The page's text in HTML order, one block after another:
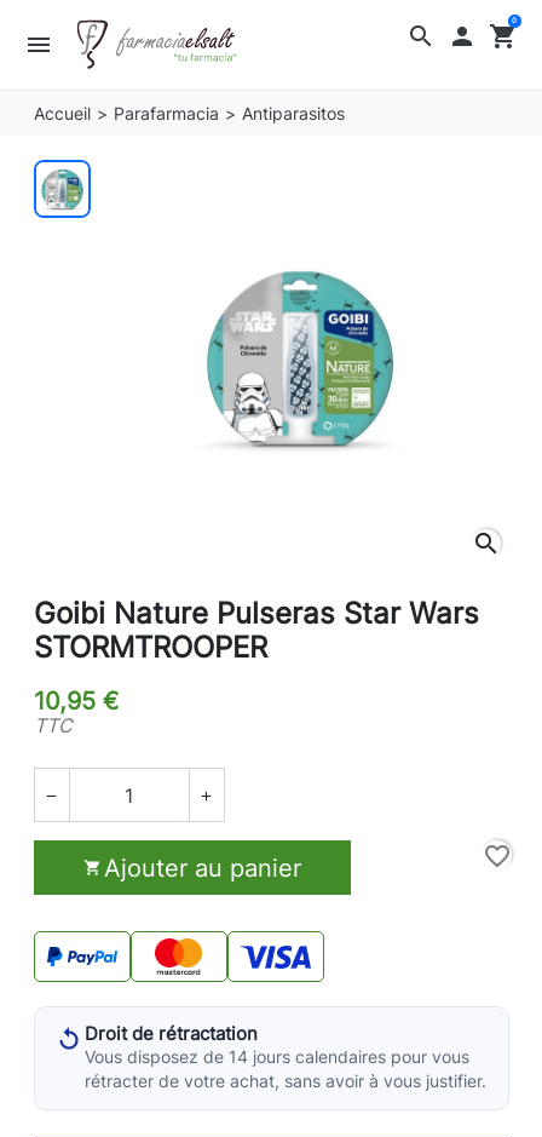
search
menu  shopping_cart
0
Accueil Parafarmacia Antiparasitos
search
Goibi Nature Pulseras Star Wars
STORMTROOPER
10,95 €
TTC
 
 Ajouter au panier favorite_border
Droit de rétractation
Vous disposez de 14 jours calendaires pour vous
rétracter de votre achat, sans avoir à vous justifier.